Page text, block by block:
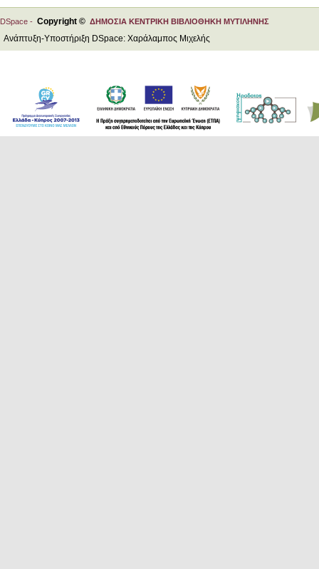
DSpace - Copyright © ΔΗΜΟΣΙΑ ΚΕΝΤΡΙΚΗ ΒΙΒΛΙΟΘΗΚΗ ΜΥΤΙΛΗΝΗΣ
Ανάπτυξη-Υποστήριξη DSpace: Χαράλαμπος Μιχελής